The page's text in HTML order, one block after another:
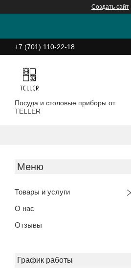
Создать сайт
+7 (701) 110-22-18
Посуда и столовые приборы от
TELLER
Товары и услуги
О нас
Отзывы
График работы